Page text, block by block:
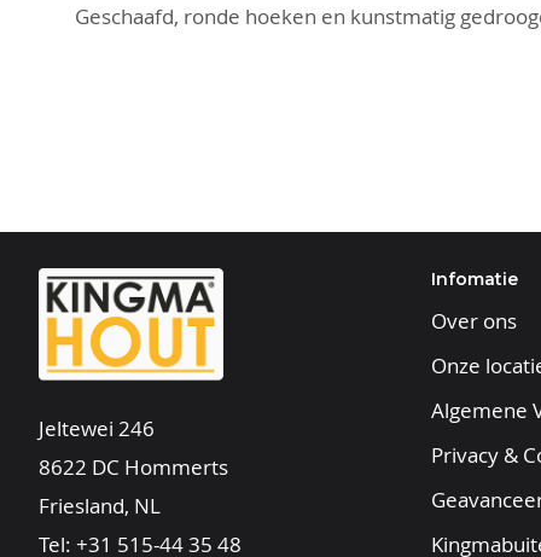
Geschaafd, ronde hoeken en kunstmatig
Jeltewei 246
8622 DC Hommerts
Friesland, NL
Tel: +31 515-44 35 48
Infomatie
Over ons
Onze
Algemene
Privacy &